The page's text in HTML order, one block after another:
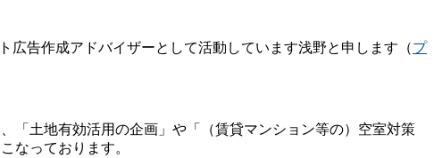
広告作成アドバイザーとして活動しています浅野と申します（プ
「土地有効活用の企画」や「（賃貸マンション等の）空室対策
なっております。